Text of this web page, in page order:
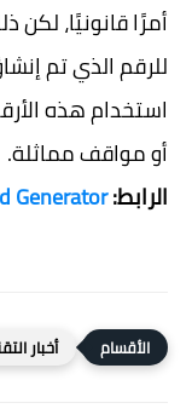
أمرًا قانونيًا،
للرقم الذي تم
استخدام هذه
أو مواقف مماثلة.
الرابط:Credit Card Generator
أخبار